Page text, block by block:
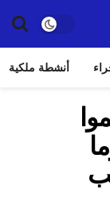
أنشطة ملكية